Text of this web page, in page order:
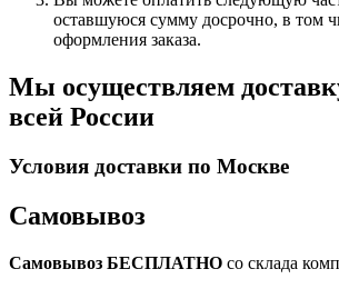
оставшуюся сумму досрочно, в том
оформления заказа.
Мы осуществляем
всей России
Условия доставки по Москве
Самовывоз
Самовывоз БЕСПЛАТНО со склада